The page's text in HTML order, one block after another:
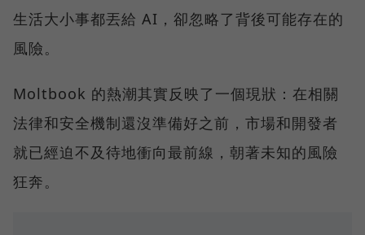
生活大小事都丟給 AI，卻忽略了背後可能存在的
風險。
Moltbook 的熱潮其實反映了一個現狀：在相關
法律和安全機制還沒準備好之前，市場和開發者
就已經迫不及待地衝向最前線，朝著未知的風險
狂奔。